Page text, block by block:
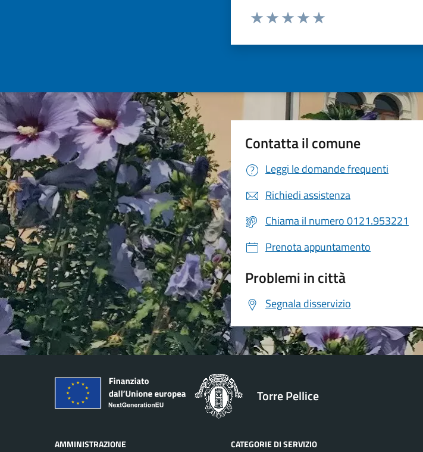
Valuta da 1 a 5 stelle la pagina
Contatta il comune
Leggi le domande frequenti
Richiedi assistenza
Chiama il numero 0121.953221
Prenota appuntamento
Problemi in città
Segnala disservizio
Torre Pellice
AMMINISTRAZIONE CATEGORIE DI SERVIZIO